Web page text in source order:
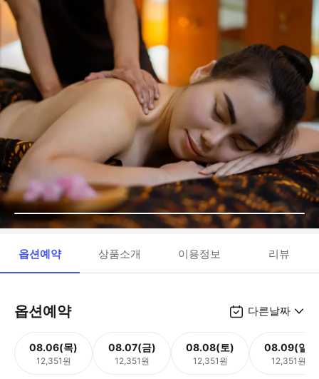
옵션예약 상품소개 이용정보 리뷰
옵션예약 다른날짜
08.06(목)
12,351원
08.07(금)
12,351원
08.08(토)
12,351원
08.09(일)
12,351원